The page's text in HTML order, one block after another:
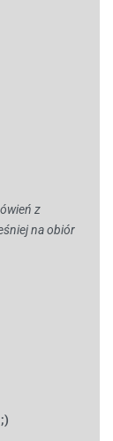
z
na obiór